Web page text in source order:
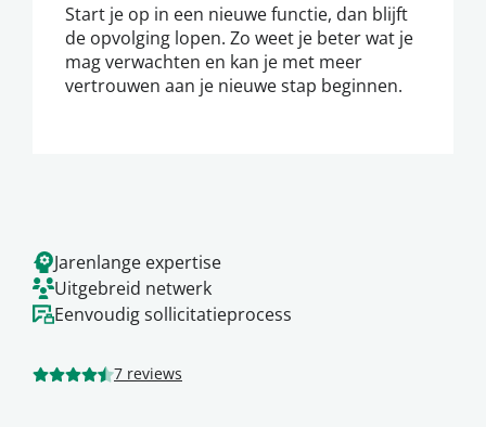
Start je op in een nieuwe functie, dan blijft
de opvolging lopen. Zo weet je beter wat je
mag verwachten en kan je met meer
vertrouwen aan je nieuwe stap beginnen.
Jarenlange expertise
Uitgebreid netwerk
Eenvoudig sollicitatieprocess
7 reviews